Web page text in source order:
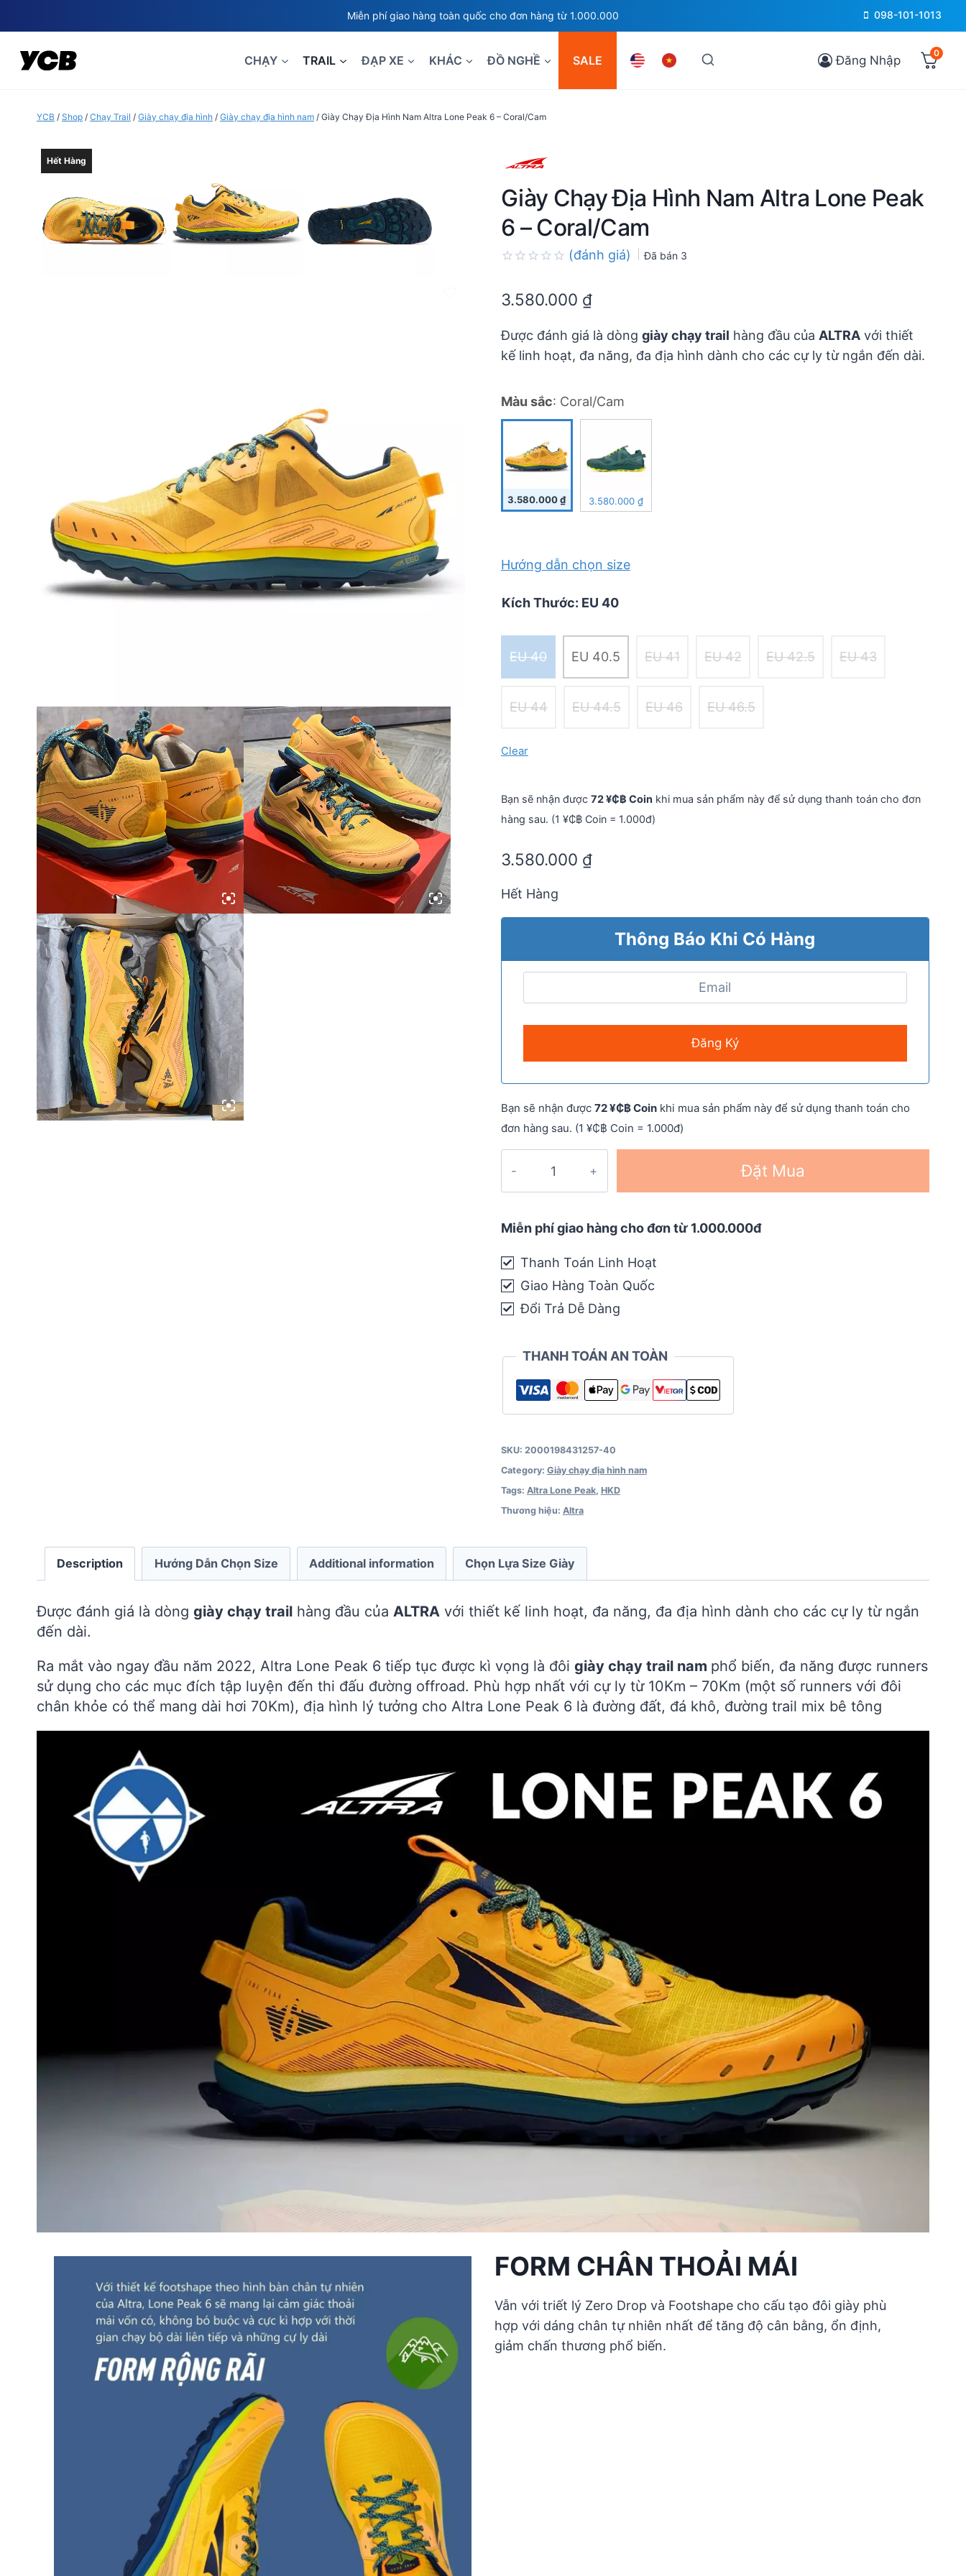
to
content
Miễn phí giao hàng toàn quốc cho đơn hàng từ 1.000.000 098-101-1013
CHẠY TRAIL ĐẠP XE KHÁC ĐỒ NGHỀ SALE Đăng Nhập 0
YCB / Shop / Chạy Trail / Giày chạy địa hình / Giày chạy địa hình nam / Giày Chạy Địa Hình Nam Altra Lone Peak 6 – Coral/Cam
Hết Hàng
Giày Chạy Địa Hình Nam Altra Lone Peak
6 – Coral/Cam
out
(đánh giá) Đã bán 3
3.580.000 ₫
Được đánh giá là dòng giày chạy trail hàng đầu của ALTRAvới thiết
kế linh hoạt, đa năng, đa địa hình dành cho các cự ly từ ngắn đến dài.
Màu sắc: Coral/Cam
3.580.000₫ 3.580.000 ₫
Hướng dẫn chọn size
Kích Thước: EU 40
EU 40 EU 40.5 EU 41 EU 42 EU 42.5 EU 43
EU 44 EU 44.5 EU 46 EU 46.5
Clear
Bạn sẽ nhận được 72 ¥₵฿ Coin khi mua sản phẩm này để sử dụng thanh toán cho đơn
hàng sau. (1 ¥₵฿ Coin = 1.000đ)
3.580.000 ₫
Hết Hàng
Thông Báo Khi Có Hàng
Bạn sẽ nhận được 72 ¥₵฿ Coinkhi mua sản phẩm này để sử dụng thanh toán cho
đơn hàng sau. (1 ¥₵฿ Coin = 1.000đ)
Hình
Altra
Lone
Peak
Coral/Cam
quantity
Đặt Mua
Miễn phí giao hàng cho đơn từ 1.000.000đ
Thanh Toán Linh Hoạt
Giao Hàng Toàn Quốc
Đổi Trả Dễ Dàng
THANH TOÁN AN TOÀN
SKU: 2000198431257-40
Category: Giày chạy địa hình nam
Tags: Altra Lone Peak, HKD
Thương hiệu: Altra
Description Hướng Dẫn Chọn Size Additional information Chọn Lựa Size Giày
Được đánh giá là dòng giày chạy trail hàng đầu của ALTRA với thiết kế linh hoạt, đa năng, đa địa hình dành cho các cự ly từ ngắn
đến dài.
Ra mắt vào ngay đầu năm 2022, Altra Lone Peak 6 tiếp tục được kì vọng là đôi giày chạy trail nam phổ biến, đa năng được runners
sử dụng cho các mục đích tập luyện đến thi đấu đường offroad. Phù hợp nhất với cự ly từ 10Km – 70Km (một số runners với đôi
chân khỏe có thể mang dài hơi 70Km), địa hình lý tưởng cho Altra Lone Peak 6 là đường đất, đá khô, đường trail mix bê tông
FORM CHÂN THOẢI MÁI
Vẫn với triết lý Zero Drop và Footshape cho cấu tạo đôi giày phù
hợp với dáng chân tự nhiên nhất để tăng độ cân bằng, ổn định,
giảm chấn thương phổ biến.